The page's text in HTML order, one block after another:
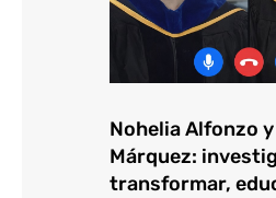
Nohelia Alfonzo
Márquez:
transformar,